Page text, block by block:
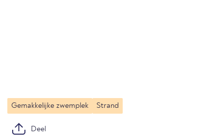
Gemakkelijke zwemplek Strand
Deel